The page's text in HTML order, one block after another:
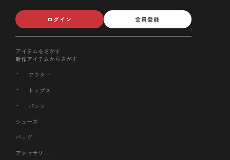
ログイン 会員登録
アイテムをさがす
新作アイテムからさがす
アウター
トップス
パンツ
シューズ
バッグ
アクセサリー